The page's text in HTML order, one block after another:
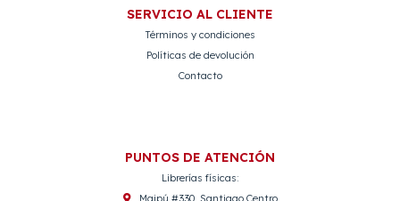
SERVICIO AL CLIENTE
Términos y condiciones
Políticas de devolución
Contacto
PUNTOS DE ATENCIÓN
Librerías físicas:
Maipú #330, Santiago Centro